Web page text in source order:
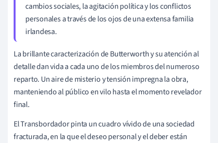
cambios sociales, la agitación política y los conflictos
personales a través de los ojos de una extensa familia
irlandesa.
La brillante caracterización de Butterworth y su atención al
detalle dan vida a cada uno de los miembros del numeroso
reparto. Un aire de misterio y tensión impregna la obra,
manteniendo al público en vilo hasta el momento revelador
final.
El Transbordador pinta un cuadro vívido de una sociedad
fracturada, en la que el deseo personal y el deber están